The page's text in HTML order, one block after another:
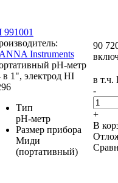
991001
Instruments
рН-метр
в 1", электрод HI
Тип
pH-метр
Размер прибора
Миди
(портативный)
90
в
-
+
В